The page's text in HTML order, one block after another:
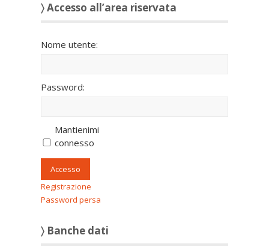
〉 Accesso all’area riservata
Nome utente:
Password:
Mantienimi
connesso
Accesso
Registrazione
Password persa
〉 Banche dati